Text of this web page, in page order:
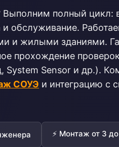
полный цикл:
и обслуживание.
и жилыми зданиями.
прохождение
System Sensor и др.).
СОУЭ и интеграцию с
⚡ Монтаж от 3